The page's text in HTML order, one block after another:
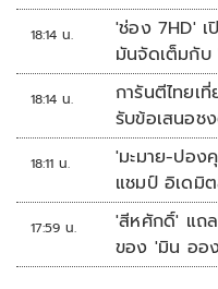
18:14 น.
'ช่อง 7HD' เ
มันจัดเต็มกับ
18:14 น.
การันตีไทยเ
รับข้อเสนอ
18:11 น.
'มะมาย-ปอง
แชมป์ อิเดมิ
คัพ สนาม 3
17:59 น.
'สีหศักดิ์' แถล
ของ 'มิน ออ
อาเซียน